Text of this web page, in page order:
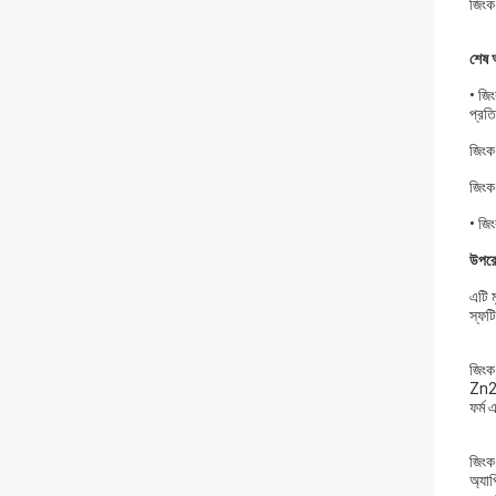
শেষ
•
•
এটি
Zn2
ফর্ম